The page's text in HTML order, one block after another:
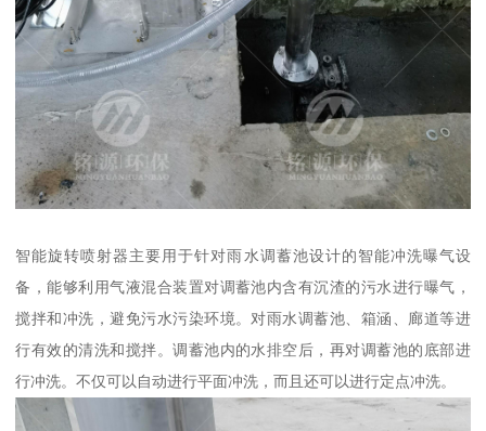
智能旋转喷射器主要用于针对雨水调蓄池设计的智能冲洗曝气设
备，能够利用气液混合装置对调蓄池内含有沉渣的污水进行曝气，
搅拌和冲洗，避免污水污染环境。对雨水调蓄池、箱涵、廊道等进
行有效的清洗和搅拌。调蓄池内的水排空后，再对调蓄池的底部进
行冲洗。不仅可以自动进行平面冲洗，而且还可以进行定点冲洗。